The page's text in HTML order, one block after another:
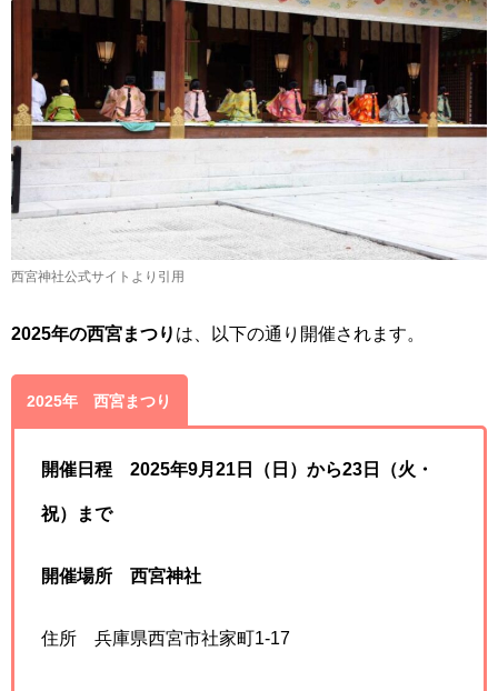
西宮神社公式サイトより引用
2025年の西宮まつり は、以下の通り開催されます。
2025年 西宮まつり
開催日程 2025年9月21日（日）から23日（火・
祝）まで
開催場所 西宮神社
住所 兵庫県西宮市社家町1-17